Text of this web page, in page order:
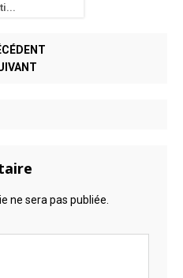
ne sera pas publiée.